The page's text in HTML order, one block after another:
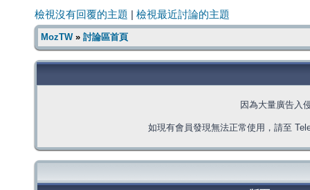
檢視沒有回覆的主題 檢視最近討論的主題
MozTW» 討論區首頁
因為大量廣告入
如現有會員發現無法正常使用，請至